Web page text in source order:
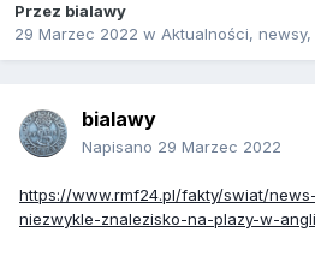
Przez bialawy
29 Marzec 2022 w Aktualności,
bialawy
Napisano 29 Marzec 2022
https://www.rmf24.pl/fakty/swiat/
niezwykle-znalezisko-na-plazy-w-